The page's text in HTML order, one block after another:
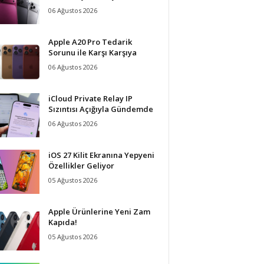
06 Ağustos 2026
Apple A20 Pro Tedarik
Sorunu ile Karşı Karşıya
06 Ağustos 2026
iCloud Private Relay IP
Sızıntısı Açığıyla Gündemde
06 Ağustos 2026
iOS 27 Kilit Ekranına Yepyeni
Özellikler Geliyor
05 Ağustos 2026
Apple Ürünlerine Yeni Zam
Kapıda!
05 Ağustos 2026